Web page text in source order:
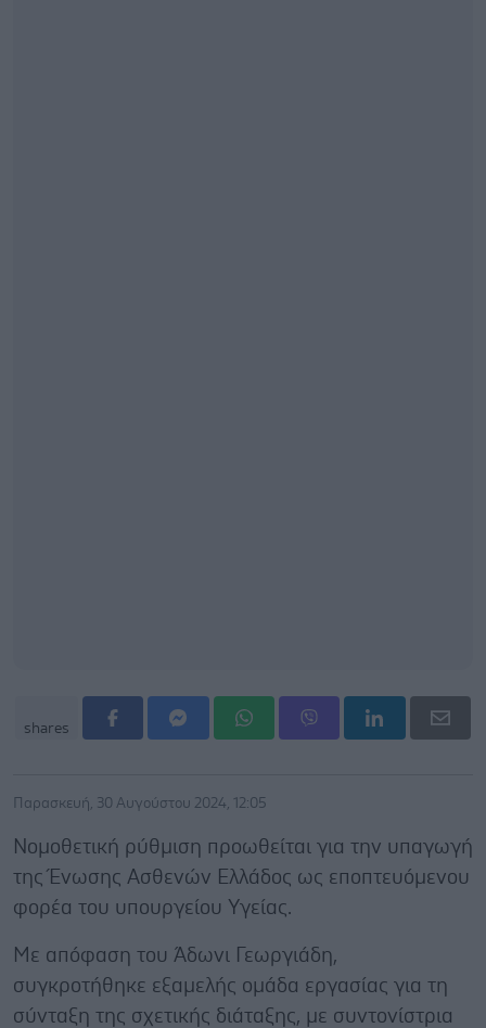
shares
Παρασκευή, 30 Αυγούστου 2024, 12:05
Νομοθετική ρύθμιση προωθείται για την υπαγωγή
της Ένωσης Ασθενών Ελλάδος ως εποπτευόμενου
φορέα του υπουργείου Υγείας.
Με απόφαση του Άδωνι Γεωργιάδη,
συγκροτήθηκε εξαμελής ομάδα εργασίας για τη
σύνταξη της σχετικής διάταξης, με συντονίστρια